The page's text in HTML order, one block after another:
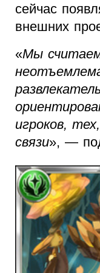
сейчас
внешних
«Мы
игроков,
связи», —